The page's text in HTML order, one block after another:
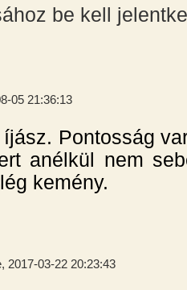
be kell
05 21:36:13
Pontosság
anélkül nem
kemény.
2017-03-22 20:23:43